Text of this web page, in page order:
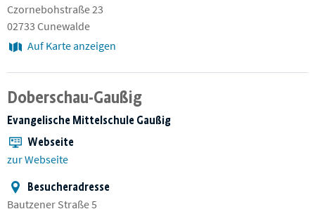
Czornebohstraße 23
02733 Cunewalde
Auf Karte anzeigen
Doberschau-Gaußig
Evangelische Mittelschule Gaußig
Webseite
zur Webseite
Besucheradresse
Bautzener Straße 5